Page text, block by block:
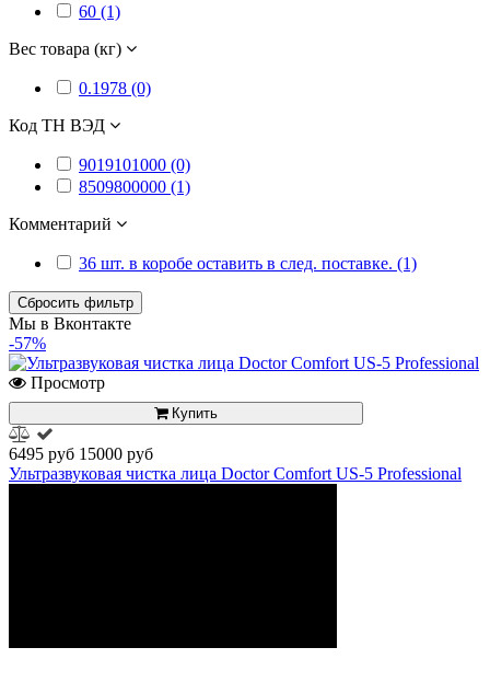
60 (1)
Вес товара (кг)
0.1978 (0)
Код ТН ВЭД
9019101000 (0)
8509800000 (1)
Комментарий
36 шт. в коробе оставить в след. поставке. (1)
Сбросить фильтр
Мы в Вконтакте
-57%
Просмотр
Купить
6495 руб 15000 руб
Ультразвуковая чистка лица Doctor Comfort US-5 Professional